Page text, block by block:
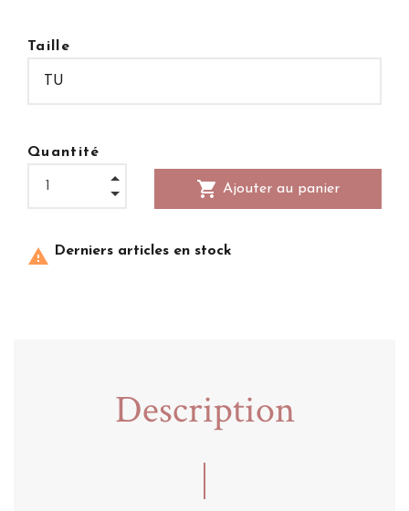
Taille
Quantité
shopping_cart Ajouter au panier
 Derniers articles en stock
Description